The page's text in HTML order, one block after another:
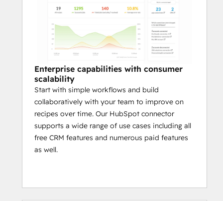
Enterprise capabilities with consumer
scalability
Start with simple workflows and build
collaboratively with your team to improve on
recipes over time. Our HubSpot connector
supports a wide range of use cases including all
free CRM features and numerous paid features
as well.